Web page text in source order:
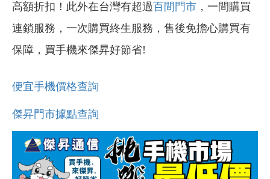
高額折扣！此外在台灣有超過百間門市 ，一間購買
連鎖服務，一次購買終生服務，售後免擔心購買有
保障，買手機來傑昇好節省!
便宜手機價格查詢
傑昇門市據點查詢